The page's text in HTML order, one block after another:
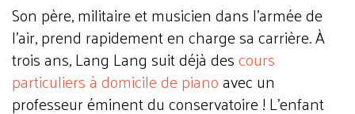
Son père, militaire et musicien dans l'armée de
l'air, prend rapidement en charge sa carrière. À
trois ans, Lang Lang suit déjà descours
particuliers à domicile de pianoavec un
professeur éminent du conservatoire ! L'enfant